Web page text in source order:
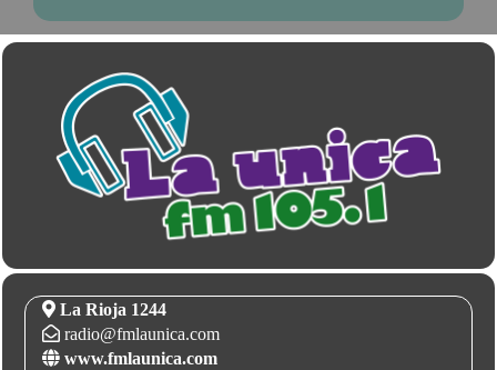
La Rioja 1244
radio@fmlaunica.com
www.fmlaunica.com